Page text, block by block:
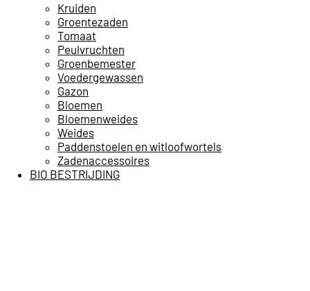
Kruiden
Groentezaden
Tomaat
Peulvruchten
Groenbemester
Voedergewassen
Gazon
Bloemen
Bloemenweides
Weides
Paddenstoelen en witloofwortels
Zadenaccessoires
BIO BESTRIJDING